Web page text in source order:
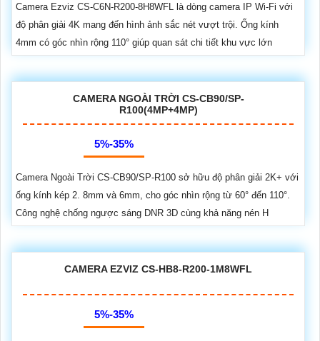
Camera Ezviz CS-C6N-R200-8H8WFL là dòng camera IP Wi-Fi với
độ phân giải 4K mang đến hình ảnh sắc nét vượt trội. Ống kính
4mm có góc nhìn rộng 110° giúp quan sát chi tiết khu vực lớn
CAMERA NGOÀI TRỜI CS-CB90/SP-
R100(4MP+4MP)
5%-35%
Camera Ngoài Trời CS-CB90/SP-R100 sở hữu độ phân giải 2K+ với
ống kính kép 2. 8mm và 6mm, cho góc nhìn rộng từ 60° đến 110°.
Công nghệ chống ngược sáng DNR 3D cùng khả năng nén H
CAMERA EZVIZ CS-HB8-R200-1M8WFL
5%-35%